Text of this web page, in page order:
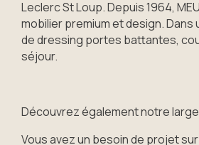
Leclerc St Loup. Depuis 1964,
mobilier premium et design.
de dressing portes battantes,
séjour.
Découvrez également notre
Vous avez un besoin de projet